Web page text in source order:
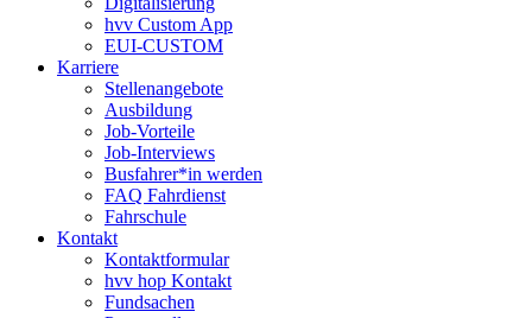
hvv Custom App
EUI-CUSTOM
Karriere
Stellenangebote
Ausbildung
Job-Vorteile
Job-Interviews
Busfahrer*in werden
FAQ Fahrdienst
Fahrschule
Kontakt
Kontaktformular
hvv hop Kontakt
Fundsachen